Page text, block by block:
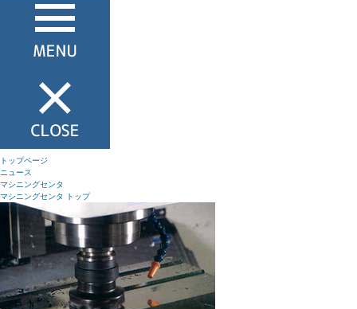
トップページ
ニュース
マシニングセンタ
マシニングセンタ トップ